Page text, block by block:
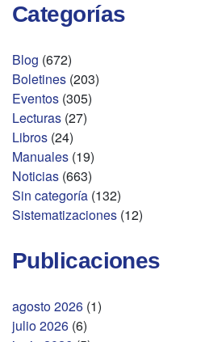
Categorías
Blog (672)
Boletines (203)
Eventos (305)
Lecturas (27)
Libros (24)
Manuales (19)
Noticias (663)
Sin categoría (132)
Sistematizaciones (12)
Publicaciones
agosto 2026 (1)
julio 2026 (6)